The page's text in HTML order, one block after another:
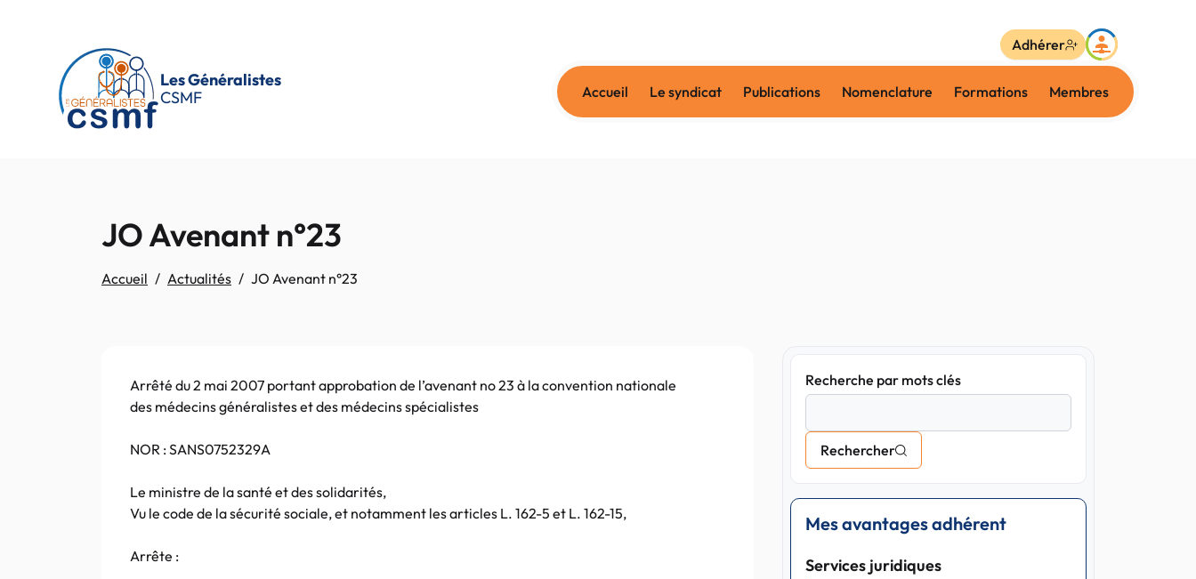
Les Généralistes
CSMF
Accueil Le syndicat Publications Nomenclature Formations Membres
Adhérer
JO Avenant n°23
Accueil Actualités JO Avenant n°23
Arrêté du 2 mai 2007 portant approbation de l’avenant no 23 à la convention nationale
des médecins généralistes et des médecins spécialistes
NOR : SANS0752329A
Le ministre de la santé et des solidarités,
Vu le code de la sécurité sociale, et notamment les articles L. 162-5 et L. 162-15,
Arrête :
Recherche par mots clés
Rechercher
Mes avantages adhérent
Services juridiques